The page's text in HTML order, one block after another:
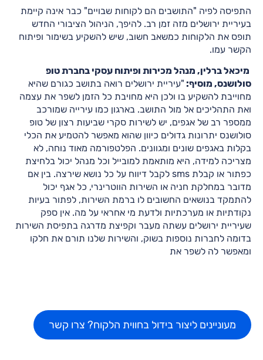
התפיסה לפיה "התושבים הם לקוחות שבויים" כבר אינה קיימת
בעיריית ירושלים מזה זמן רב. להיפך, הניהול הציבורי החדש
תופס את הלקוחות כמשאב חשוב, שיש להשקיע בשימור ופיתוח
הקשר עמו.
מיכאל ברלין, מנהל מכירות ופיתוח עסקי בחברת טופ
סולושנס, מוסיף: "עיריית ירושלים רואה בתושב כגורם שהיא
מחוייבת להשקיע בו ולכן היא מחויבת כל הזמן לשפר את עצמה
ואת התהליכים אל מול התושב. בארגון כמו עירייה שמורכב
ממספר רב של אגפים, יש לשירות סקרי שביעות רצון של טופ
סולושנס יתרונות גדולים כיוון שהוא מאפשר להטמיע את הכלי
בקלות באגפים שונים ומגוונים. הפלטפורמה מאוד נוחה, לא
מצריכה למידה, היא מותאמת למובייל וכל מנהל יכול בלחיצת
כפתור או קבלת sms לקבל דיווח על כל נושא שירצה. בין אם
מדובר במחלקת חניה או השירות הווטרינרי, כל אגף יכול
להתמקד בנושאים החשובים לו ברמת השירות, לפתור בעיות
נקודתיות או מערכתיות ולדעת מי אחראי על מה. אין ספק
שעיריית ירושלים עשתה מעבר וקפיצת מדרגה בתפיסת השירות
בדומה לחברות נוספות בשוק, והשירות שלנו תורם את חלקו
ומאפשר לה לשפר את
מעוניינים ליצור בידול בחווית הלקוח? צרו קשר